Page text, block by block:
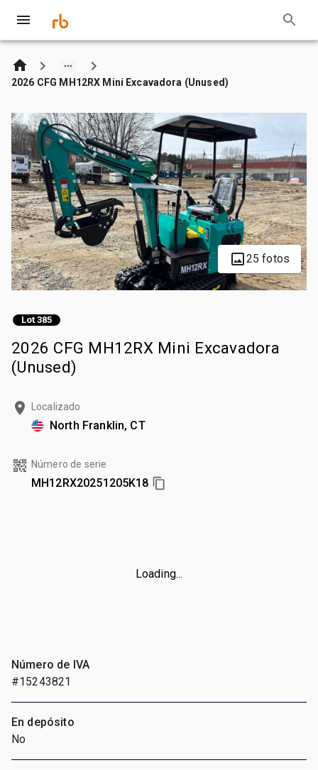
2026 CFG MH12RX Mini Excavadora (Unused)
25 fotos
Lot 385
2026 CFG MH12RX Mini Excavadora
(Unused)
Localizado
North Franklin, CT
Número de serie
MH12RX20251205K18
Loading...
Número de IVA
#15243821
En depósito
No